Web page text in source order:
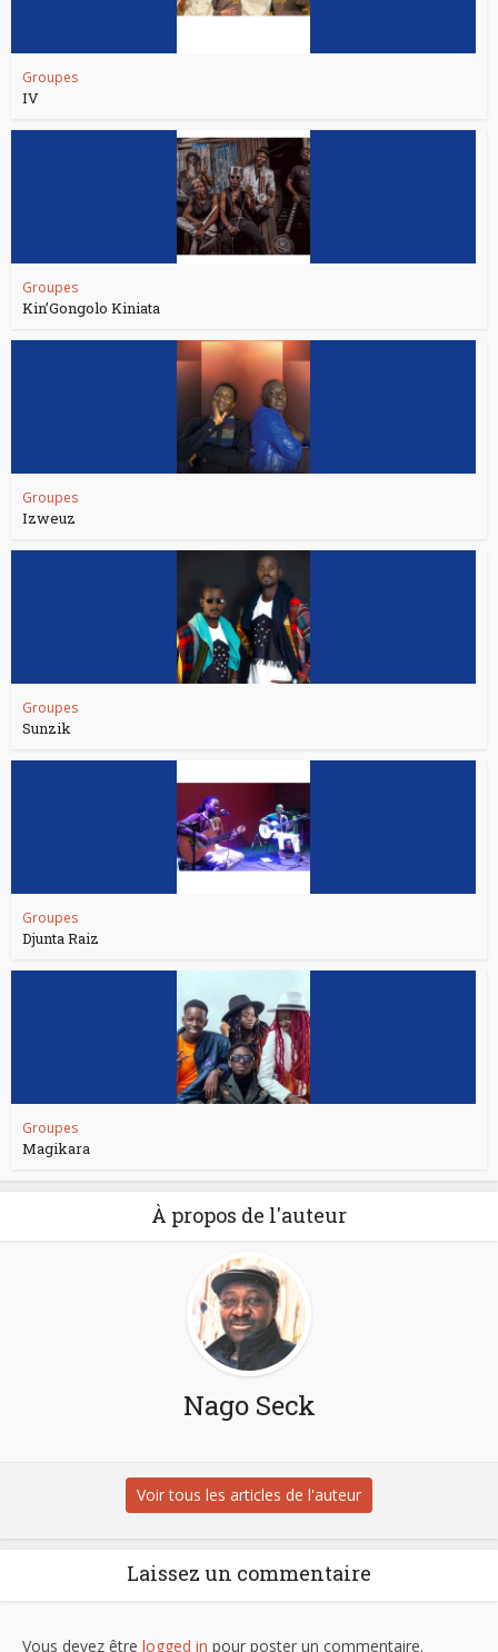
Groupes
IV
Groupes
Kin’Gongolo Kiniata
Groupes
Izweuz
Groupes
Sunzik
Groupes
Djunta Raiz
Groupes
Magikara
À propos de l'auteur
Nago Seck
Voir tous les articles de l'auteur
Laissez un commentaire
Vous devez être logged in pour poster un commentaire.